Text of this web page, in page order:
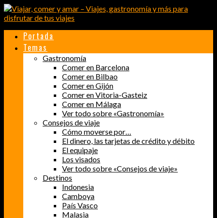
Portada
Temas
Gastronomía
Comer en Barcelona
Comer en Bilbao
Comer en Gijón
Comer en Vitoria-Gasteiz
Comer en Málaga
Ver todo sobre «Gastronomía»
Consejos de viaje
Cómo moverse por…
El dinero, las tarjetas de crédito y débito
El equipaje
Los visados
Ver todo sobre «Consejos de viaje»
Destinos
Indonesia
Camboya
País Vasco
Malasia